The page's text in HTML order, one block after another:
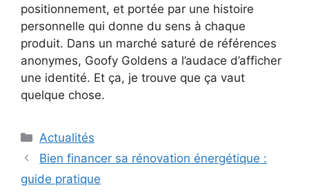
positionnement, et portée par une histoire
personnelle qui donne du sens à chaque
produit. Dans un marché saturé de références
anonymes, Goofy Goldens a l’audace d’afficher
une identité. Et ça, je trouve que ça vaut
quelque chose.
Catégories
Actualités
Bien financer sa rénovation énergétique :
guide pratique